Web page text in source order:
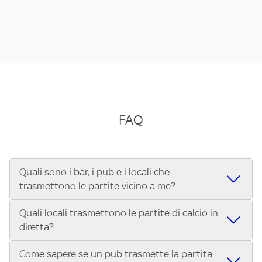
FAQ
Quali sono i bar, i pub e i locali che
trasmettono le partite vicino a me?
Se cerchi un bar, pub, ristorante o locale vicino a te per
vedere le partite di Serie A ENILIVE, la Serie C Sky Wifi, la
UEFA Champions League, la UEFA Europa League, la UEFA
Conference League, il Tennis, la Formula 1®, la MotoGP™ e
Quali locali trasmettono le partite di calcio in
diretta?
Vuoi sapere quali bar, pub o ristoranti mostrano le partite
Come sapere se un pub trasmette la partita